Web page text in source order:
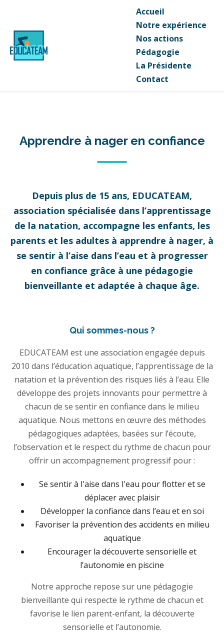
Accueil
Notre expérience
Nos actions
Pédagogie
La Présidente
Contact
Apprendre à nager en confiance
Depuis plus de 15 ans, EDUCATEAM,
association spécialisée dans l’apprentissage
de la natation, accompagne les enfants, les
parents et les adultes à apprendre à nager, à
se sentir à l’aise dans l’eau et à progresser
en confiance grâce à une pédagogie
bienveillante et adaptée à chaque âge.
Qui sommes-nous ?
EDUCATEAM est une association engagée depuis
2010 dans l’éducation aquatique, l’apprentissage de la
natation et la prévention des risques liés à l’eau. Elle
développe des projets innovants pour permettre à
chacun de se sentir en confiance dans le milieu
aquatique. Nous mettons en œuvre des méthodes
pédagogiques adaptées, basées sur l’écoute,
l’observation et le respect du rythme de chacun pour
offrir un accompagnement progressif pour :
Se sentir à l'aise dans l'eau pour flotter et se
déplacer avec plaisir
Développer la confiance dans l’eau et en soi
Favoriser la prévention des accidents en milieu
aquatique
Encourager la découverte sensorielle et
l’autonomie en piscine
Notre approche repose sur une pédagogie
bienveillante qui respecte le rythme de chacun et
favorise le lien parent-enfant, la découverte
sensorielle et l’autonomie.